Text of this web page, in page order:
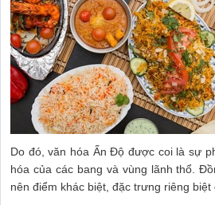
Do đó, văn hóa Ấn Độ được coi là sự
hóa của các bang và vùng lãnh thổ.
nên điểm khác biệt, đặc trưng riêng biệt